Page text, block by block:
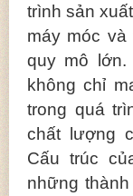
trình sản
máy móc
quy mô
không chỉ
trong quá
chất lượng
Cấu trúc
những